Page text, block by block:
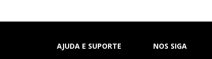
AJUDA E SUPORTE
NOS SIGA